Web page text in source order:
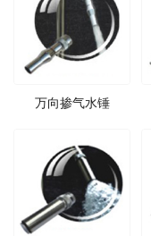
万向掺气水锤